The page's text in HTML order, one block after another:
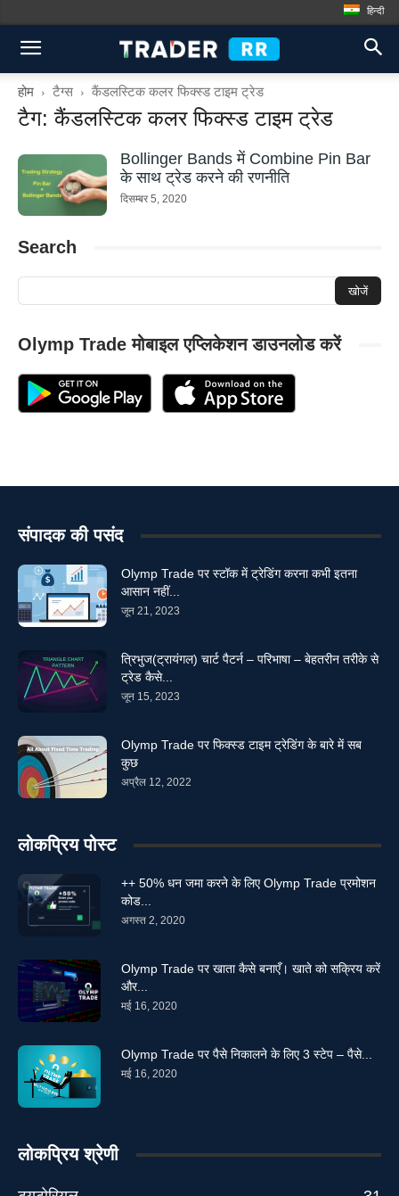
हिन्दी
होम टैग्स कैंडलस्टिक कलर फिक्स्ड टाइम ट्रेड
टैग: कैंडलस्टिक कलर फिक्स्ड टाइम ट्रेड
Bollinger Bands में Combine Pin Bar
के साथ ट्रेड करने की रणनीति
दिसम्बर 5, 2020
Search
Olymp Trade मोबाइल एप्लिकेशन डाउनलोड करें
संपादक की पसंद
Olymp Trade पर स्टॉक में ट्रेडिंग करना कभी इतना
आसान नहीं...
जून 21, 2023
त्रिभुज(ट्रायंगल) चार्ट पैटर्न – परिभाषा – बेहतरीन तरीके से
ट्रेड कैसे...
जून 15, 2023
Olymp Trade पर फिक्स्ड टाइम ट्रेडिंग के बारे में सब
कुछ
अप्रैल 12, 2022
लोकप्रिय पोस्ट
++ 50% धन जमा करने के लिए Olymp Trade प्रमोशन
कोड...
अगस्त 2, 2020
Olymp Trade पर खाता कैसे बनाएँ। खाते को सक्रिय करें
और...
मई 16, 2020
Olymp Trade पर पैसे निकालने के लिए 3 स्टेप – पैसे...
मई 16, 2020
लोकप्रिय श्रेणी